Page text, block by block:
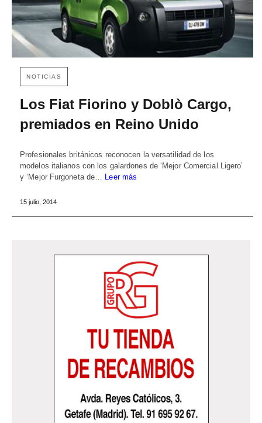
NOTICIAS
Los Fiat Fiorino y Doblò Cargo,
premiados en Reino Unido
Profesionales británicos reconocen la versatilidad de los
modelos italianos con los galardones de ‘Mejor Comercial Ligero’
y ‘Mejor Furgoneta de… Leer más
15 julio, 2014